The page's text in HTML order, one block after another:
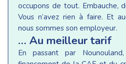
occupons de tout. Embauche,
Vous n’avez rien à faire. Et
nous sommes son employeur.
… Au meilleur tarif
En passant par